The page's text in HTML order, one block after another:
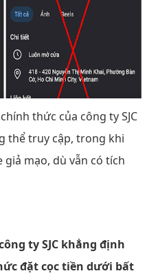
thức của công ty SJC
thể truy cập, trong khi
mạo, dù vẫn có tích
ty SJC khẳng định
đặt cọc tiền dưới bất